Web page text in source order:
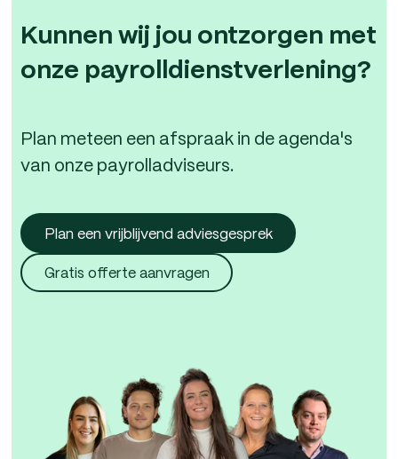
Kunnen wij jou ontzorgen met
onze payrolldienstverlening?
Plan meteen een afspraak in de agenda's
van onze payrolladviseurs.
Plan een vrijblijvend adviesgesprek
Gratis offerte aanvragen